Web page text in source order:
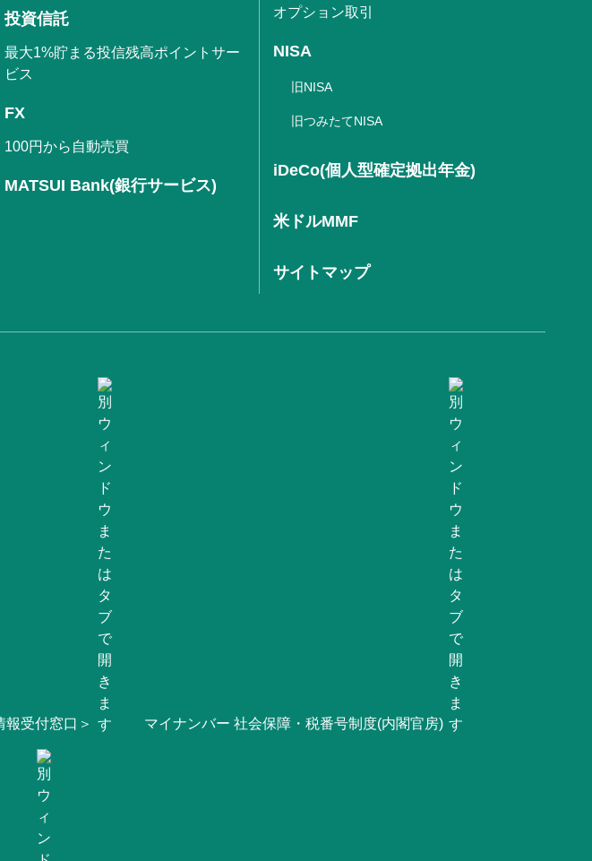
投資信託
最大1%貯まる投信残高ポイントサー
ビス
FX
100円から自動売買
MATSUI Bank(銀行サービス)
オプション取引
NISA
旧NISA
旧つみたてNISA
iDeCo(個人型確定拠出年金)
米ドルMMF
サイトマップ
受付窓口＞ マイナンバー 社会保障・税番号制度(内閣官房)